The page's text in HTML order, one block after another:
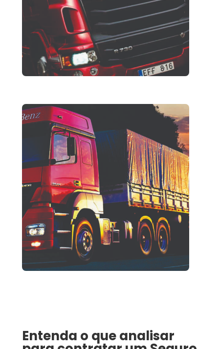
Entenda o que analisar